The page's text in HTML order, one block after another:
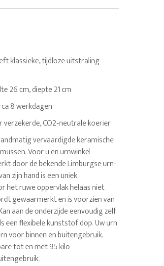
klassieke, tijdloze uitstraling
26 cm, diepte 21 cm
8 werkdagen
CO2-neutrale koerier
vervaardigde keramische
Voor u en urnwinkel
door de bekende Limburgse urn-
zijn hand is een uniek
het ruwe oppervlak helaas niet
gewaarmerkt en is voorzien van
aan de onderzijde eenvoudig zelf
een flexibele kunststof dop. Uw urn
voor binnen en buitengebruik.
tot en met 95 kilo